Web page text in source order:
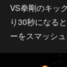
VS拳剛のキッ
り30秒になる
ーをスマッシ